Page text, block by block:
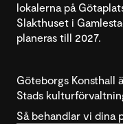
lokalerna på
Slakthuset i
planeras till 2027.
Göteborgs Konsthall
Stads
Så behandlar vi dina